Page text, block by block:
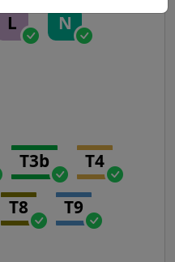
L N
T3b T4
T8 T9